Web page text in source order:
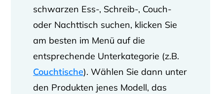
schwarzen Ess-, Schreib-, Couch-
oder Nachttisch suchen, klicken Sie
am besten im Menü auf die
entsprechende Unterkategorie (z.B.
Couchtische). Wählen Sie dann unter
den Produkten jenes Modell, das